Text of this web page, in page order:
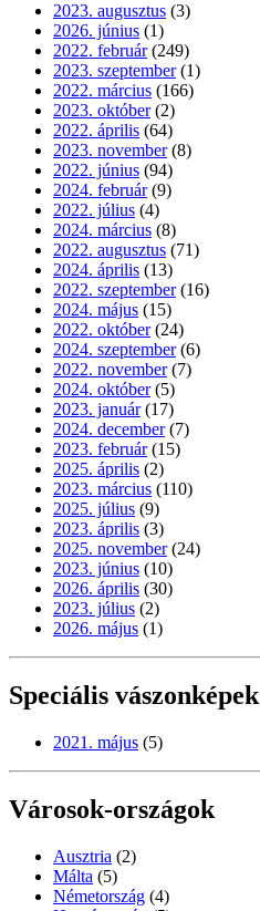
2023. augusztus (3)
2026. június (1)
2022. február (249)
2023. szeptember (1)
2022. március (166)
2023. október (2)
2022. április (64)
2023. november (8)
2022. június (94)
2024. február (9)
2022. július (4)
2024. március (8)
2022. augusztus (71)
2024. április (13)
2022. szeptember (16)
2024. május (15)
2022. október (24)
2024. szeptember (6)
2022. november (7)
2024. október (5)
2023. január (17)
2024. december (7)
2023. február (15)
2025. április (2)
2023. március (110)
2025. július (9)
2023. április (3)
2025. november (24)
2023. június (10)
2026. április (30)
2023. július (2)
2026. május (1)
Speciális vászonképek
2021. május (5)
Városok-országok
Ausztria (2)
Málta (5)
Németország (4)